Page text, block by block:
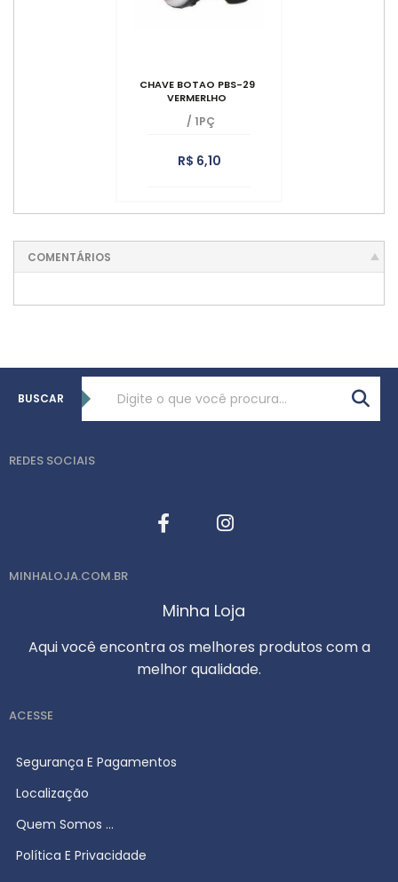
CHAVE BOTAO PBS-29
VERMERLHO
/ 1PÇ
R$ 6,10
COMENTÁRIOS
BUSCAR
REDES SOCIAIS
MINHALOJA.COM.BR
Minha Loja
Aqui você encontra os melhores produtos com a
melhor qualidade.
ACESSE
Segurança E Pagamentos
Localização
Quem Somos ...
Política E Privacidade